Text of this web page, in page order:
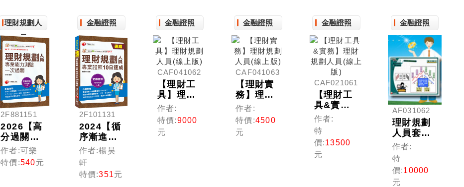
理財規劃人
員
2F881151
2026【高
分過關看
這本!】理
財規劃人
員專業能
作者:可樂
特價:540元
金融證照
2F101131
2024【循
序漸進的
10日規
劃】理財
規劃人員
專業證照
作者:楊昊
軒
特價:351元
金融證照
CAF041062
【理財工
具】理財
規劃人員
(線上版)
作者:
特價:9000
元
金融證照
CAF041063
【理財實
務】理財
規劃人員
(線上版)
作者:
特價:4500
元
金融證照
CAF021061
【理財工
具&實
務】理財
規劃人員
(線上版)
作者:
特
價:13500
元
金融證照
AF031062
理財規劃
人員套書-
多媒體課
程(金融證
照)
作者:
特
價:10000
元